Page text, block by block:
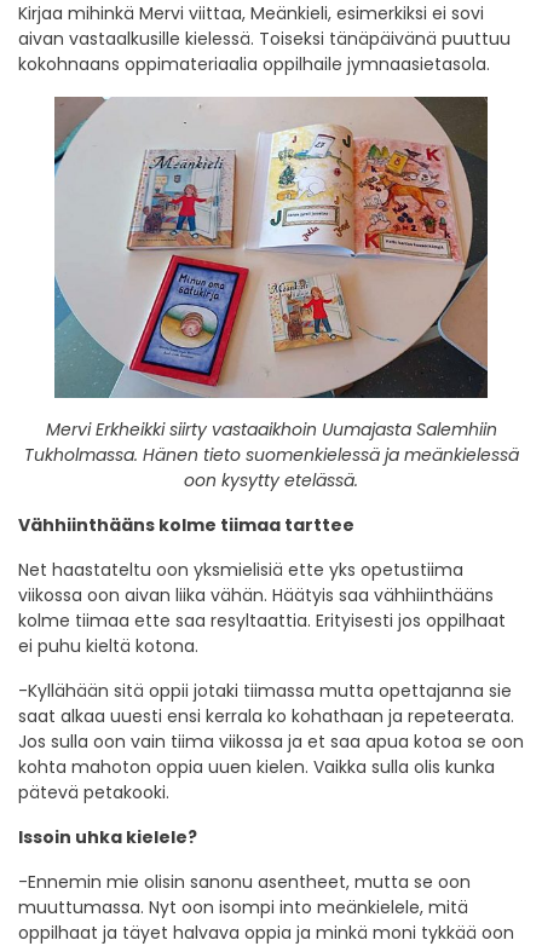
Kirjaa mihinkä Mervi viittaa, Meänkieli, esimerkiksi ei sovi
aivan vastaalkusille kielessä. Toiseksi tänäpäivänä puuttuu
kokohnaans oppimateriaalia oppilhaile jymnaasietasola.
Mervi Erkheikki siirty vastaaikhoin Uumajasta Salemhiin
Tukholmassa. Hänen tieto suomenkielessä ja meänkielessä
oon kysytty etelässä.
Vähhiinthääns kolme tiimaa tarttee
Net haastateltu oon yksmielisiä ette yks opetustiima
viikossa oon aivan liika vähän. Häätyis saa vähhiinthääns
kolme tiimaa ette saa resyltaattia. Erityisesti jos oppilhaat
ei puhu kieltä kotona.
-Kyllähään sitä oppii jotaki tiimassa mutta opettajanna sie
saat alkaa uuesti ensi kerrala ko kohathaan ja repeteerata.
Jos sulla oon vain tiima viikossa ja et saa apua kotoa se oon
kohta mahoton oppia uuen kielen. Vaikka sulla olis kunka
pätevä petakooki.
Issoin uhka kielele?
-Ennemin mie olisin sanonu asentheet, mutta se oon
muuttumassa. Nyt oon isompi into meänkielele, mitä
oppilhaat ja täyet halvava oppia ja minkä moni tykkää oon